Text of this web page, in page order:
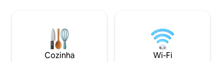
disponível, por favor pergunte!
diárias podem
Também
beleza,
Cozinha Wi-Fi